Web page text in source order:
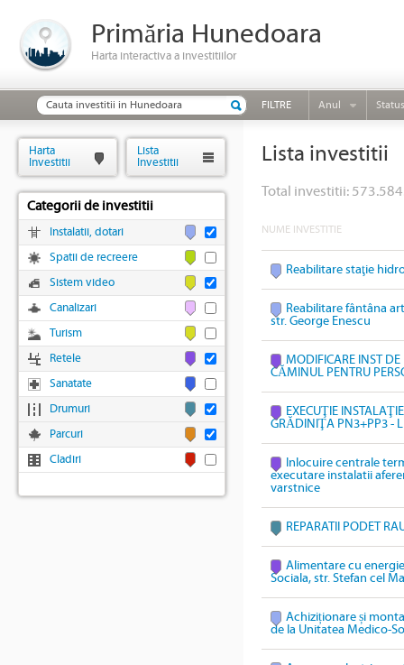
Primăria Hunedoara
Harta interactiva a investitiilor
FILTRE Anul Status
Lista investitii
Total investitii:
NUME INVESTITIE
Reabilitare staţie
Reabilitare fântâna
str. George Enescu
MODIFICARE INST
CĂMINUL PENTRU
EXECUŢIE
GRĂDINIŢA PN3+PP3 -
Inlocuire centrale
executare instalatii
varstnice
REPARATII PODET
Alimentare cu
Sociala, str. Stefan cel
Achiziționare și
de la Unitatea Medico-
Harta
Investitii
Lista
Investitii
Categorii de investitii
Instalatii, dotari
Spatii de recreere
Sistem video
Canalizari
Turism
Retele
Sanatate
Drumuri
Parcuri
Cladiri